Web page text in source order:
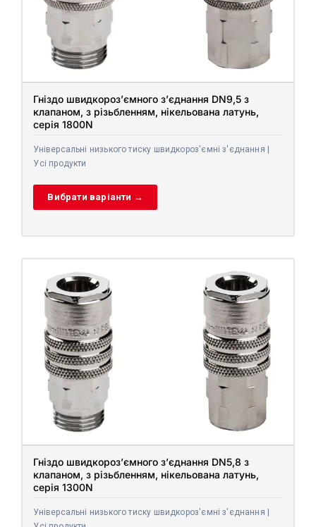
Гніздо швидкороз’ємного з’єднання DN9,5 з
клапаном, з різьбленням, нікельована латунь,
серія 1800N
Універсальні низького тиску швидкороз'ємні з'єднання |
Усі продукти
Вибрати варіанти →
Гніздо швидкороз’ємного з’єднання DN5,8 з
клапаном, з різьбленням, нікельована латунь,
серія 1300N
Універсальні низького тиску швидкороз'ємні з'єднання |